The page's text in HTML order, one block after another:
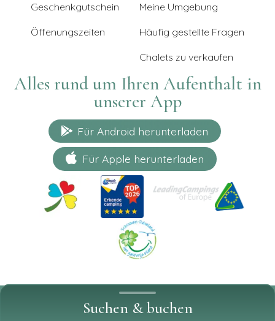
Suchen & buchen
Geschenkgutschein
Öffenungszeiten
Meine Umgebung
Häufig gestellte Fragen
Chalets zu verkaufen
Alles rund um Ihren Aufenthalt in
unserer App
Für Android herunterladen
Für Apple herunterladen